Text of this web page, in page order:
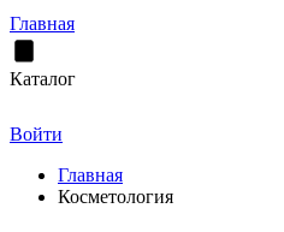
Главная
Каталог
Войти
Главная
Косметология